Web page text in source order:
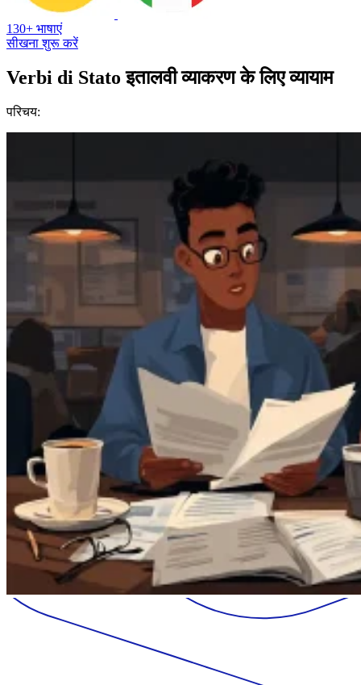
130+ भाषाएं
सीखना शुरू करें
Verbi di Stato इतालवी व्याकरण के लिए व्यायाम
परिचय: